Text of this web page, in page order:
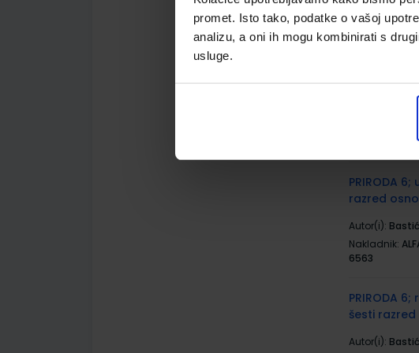
promet. Isto tako, podatke o vašoj
analizu, a oni ih mogu kombinirati s
usluge.
Nakladnik:
6519
šesti
PRIRODA
razred
Autor(i):
Nakladnik:
6563
PRIRODA
šesti
Autor(i):